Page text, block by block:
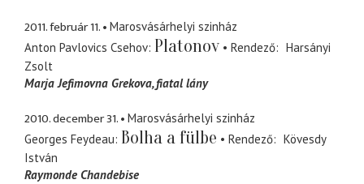
2011. február 11.
Marosvásárhelyi szinház
Anton Pavlovics Csehov Platonov Rendező
Harsányi
Zsolt
Marja Jefimovna Grekova fiatal lány
2010. december 31.
Marosvásárhelyi szinház
Georges Feydeau Bolha a fülbe Rendező
Kövesdy
István
Raymonde Chandebise